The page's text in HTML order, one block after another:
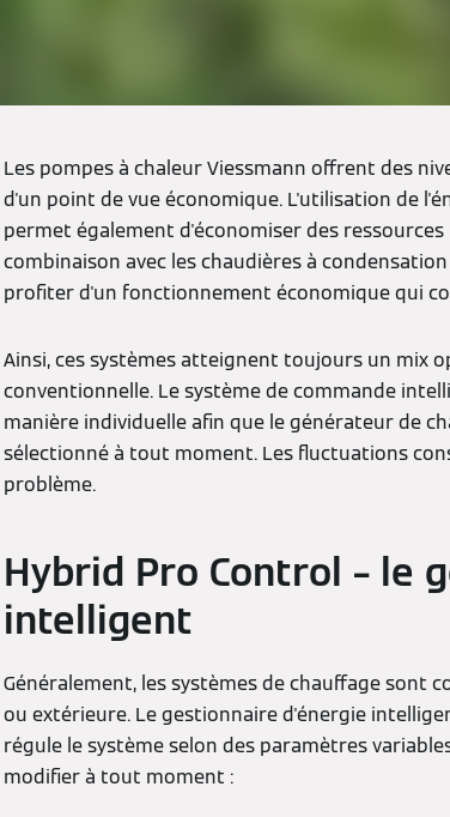
Les pompes à chaleur Viessmann offrent des
d'un point de vue économique. L'utilisation de
permet également d'économiser des ressources
combinaison avec les chaudières à
profiter d'un fonctionnement économique qui
Ainsi, ces systèmes atteignent toujours un mix
conventionnelle. Le système de commande
manière individuelle afin que le générateur de
sélectionné à tout moment. Les fluctuations
problème.
Hybrid Pro Control – le
intelligent
Généralement, les systèmes de chauffage sont
ou extérieure. Le gestionnaire d'énergie
régule le système selon des paramètres
modifier à tout moment :